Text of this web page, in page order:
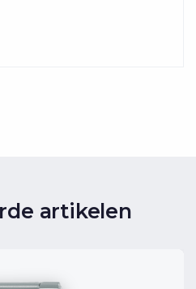
artikelen